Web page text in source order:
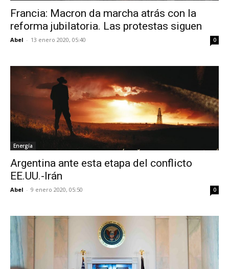
Francia: Macron da marcha atrás con la
reforma jubilatoria. Las protestas siguen
Abel - 13 enero 2020, 05:40 0
Energía
Argentina ante esta etapa del conflicto
EE.UU.-Irán
Abel - 9 enero 2020, 05:50 0